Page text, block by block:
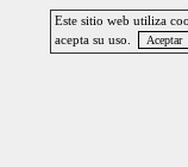
Este sitio web utiliza
acepta su uso.